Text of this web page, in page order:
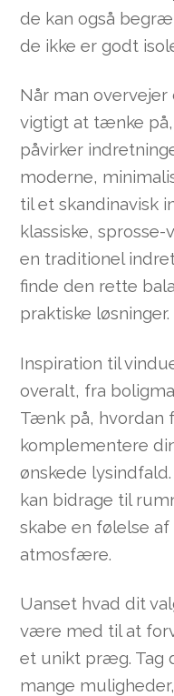
de kan også
de ikke er godt
Når man
vigtigt at tænke
påvirker
moderne,
til et skandinavisk
klassiske,
en traditionel
finde den rette
praktiske løsninger.
Inspiration til
overalt, fra
Tænk på, hvordan
komplementere
ønskede
kan bidrage til
skabe en følelse
atmosfære.
Uanset hvad dit
være med til at
et unikt præg. Tag
mange